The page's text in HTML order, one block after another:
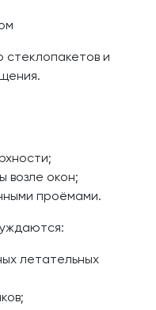
стеклопакетов и
возле окон;
проёмами.
летательных